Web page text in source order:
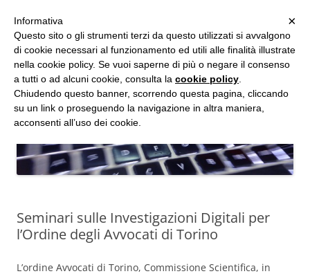
Vai
al
contenuto
Studio d'Informatica Forense
Perizie Informatiche Forensi, CTP e CTU in Processi Civili e Penali
Seminari sulle Investigazioni Digitali per
l’Ordine degli Avvocati di Torino
L’ordine Avvocati di Torino, Commissione Scientifica, in
MENU ×
Informativa
Questo sito o gli strumenti terzi da questo utilizzati si avvalgono
di cookie necessari al funzionamento ed utili alle finalità illustrate
nella cookie policy. Se vuoi saperne di più o negare il consenso
a tutti o ad alcuni cookie, consulta la cookie policy
Chiudendo questo banner, scorrendo questa pagina, cliccando
su un link o proseguendo la navigazione in altra maniera,
acconsenti all’uso dei cookie.